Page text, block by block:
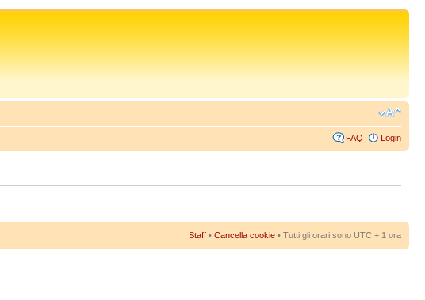
FAQ Login
Staff • Cancella cookie • Tutti gli orari sono UTC + 1 ora